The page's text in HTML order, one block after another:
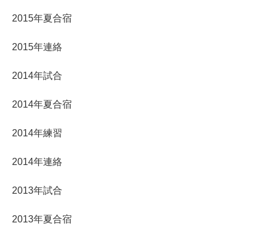
2015年夏合宿
2015年連絡
2014年試合
2014年夏合宿
2014年練習
2014年連絡
2013年試合
2013年夏合宿